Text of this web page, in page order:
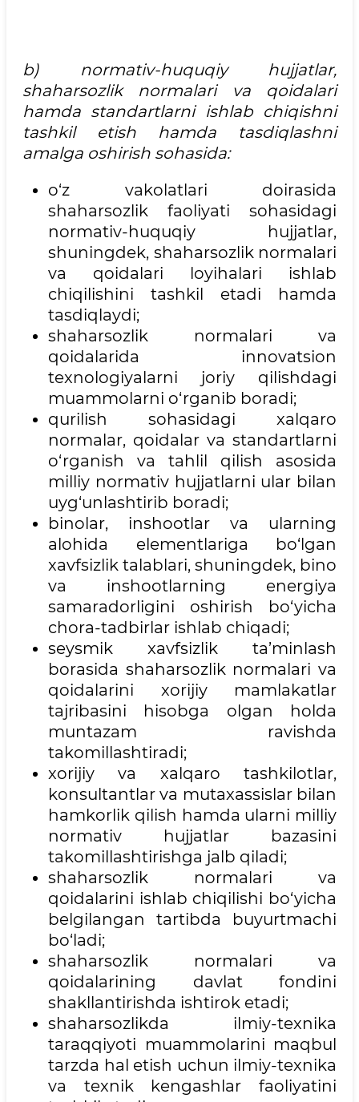
b) normativ-huquqiy hujjatlar,
shaharsozlik normalari va qoidalari
hamda standartlarni ishlab chiqishni
tashkil etish hamda tasdiqlashni
amalga oshirish sohasida:
o‘z vakolatlari doirasida
shaharsozlik faoliyati sohasidagi
normativ-huquqiy hujjatlar,
shuningdek, shaharsozlik normalari
va qoidalari loyihalari ishlab
chiqilishini tashkil etadi hamda
tasdiqlaydi;
shaharsozlik normalari va
qoidalarida innovatsion
texnologiyalarni joriy qilishdagi
muammolarni o‘rganib boradi;
qurilish sohasidagi xalqaro
normalar, qoidalar va standartlarni
o‘rganish va tahlil qilish asosida
milliy normativ hujjatlarni ular bilan
uyg‘unlashtirib boradi;
binolar, inshootlar va ularning
alohida elementlariga bo‘lgan
xavfsizlik talablari, shuningdek, bino
va inshootlarning energiya
samaradorligini oshirish bo‘yicha
chora-tadbirlar ishlab chiqadi;
seysmik xavfsizlik ta’minlash
borasida shaharsozlik normalari va
qoidalarini xorijiy mamlakatlar
tajribasini hisobga olgan holda
muntazam ravishda
takomillashtiradi;
xorijiy va xalqaro tashkilotlar,
konsultantlar va mutaxassislar bilan
hamkorlik qilish hamda ularni milliy
normativ hujjatlar bazasini
takomillashtirishga jalb qiladi;
shaharsozlik normalari va
qoidalarini ishlab chiqilishi bo‘yicha
belgilangan tartibda buyurtmachi
bo‘ladi;
shaharsozlik normalari va
qoidalarining davlat fondini
shakllantirishda ishtirok etadi;
shaharsozlikda ilmiy-texnika
taraqqiyoti muammolarini maqbul
tarzda hal etish uchun ilmiy-texnika
va texnik kengashlar faoliyatini